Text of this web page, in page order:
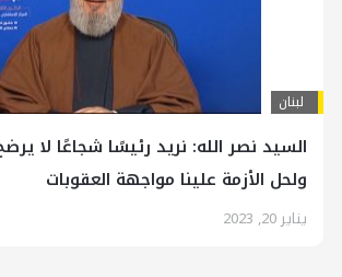
لبنان
السيد نصر الله: نريد رئيسًا شجاعًا لا
ولحل الأزمة علينا مواجهة العقوبات
يناير 20, 2023